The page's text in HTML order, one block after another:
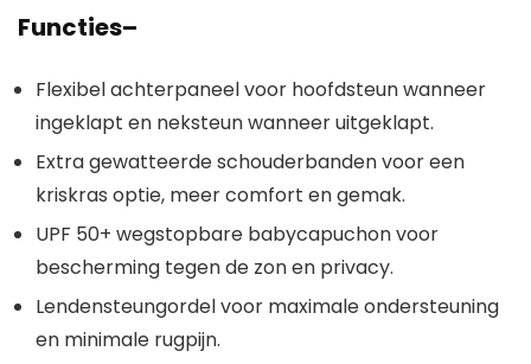
Functies–
Flexibel achterpaneel voor hoofdsteun wanneer
ingeklapt en neksteun wanneer uitgeklapt.
Extra gewatteerde schouderbanden voor een
kriskras optie, meer comfort en gemak.
UPF 50+ wegstopbare babycapuchon voor
bescherming tegen de zon en privacy.
Lendensteungordel voor maximale ondersteuning
en minimale rugpijn.